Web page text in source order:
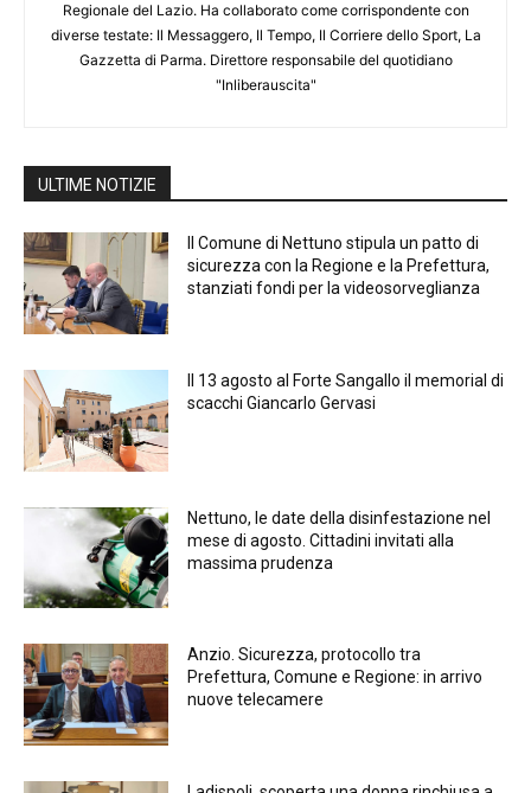
Regionale del Lazio. Ha collaborato come corrispondente con
diverse testate: Il Messaggero, Il Tempo, Il Corriere dello Sport, La
Gazzetta di Parma. Direttore responsabile del quotidiano
"Inliberauscita"
ULTIME NOTIZIE
Il Comune di Nettuno stipula un patto di
sicurezza con la Regione e la Prefettura,
stanziati fondi per la videosorveglianza
Il 13 agosto al Forte Sangallo il memorial di
scacchi Giancarlo Gervasi
Nettuno, le date della disinfestazione nel
mese di agosto. Cittadini invitati alla
massima prudenza
Anzio. Sicurezza, protocollo tra
Prefettura, Comune e Regione: in arrivo
nuove telecamere